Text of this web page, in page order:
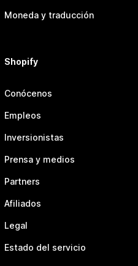
Moneda y traducción
Shopify
Conócenos
Empleos
Inversionistas
Prensa y medios
Partners
Afiliados
Legal
Estado del servicio